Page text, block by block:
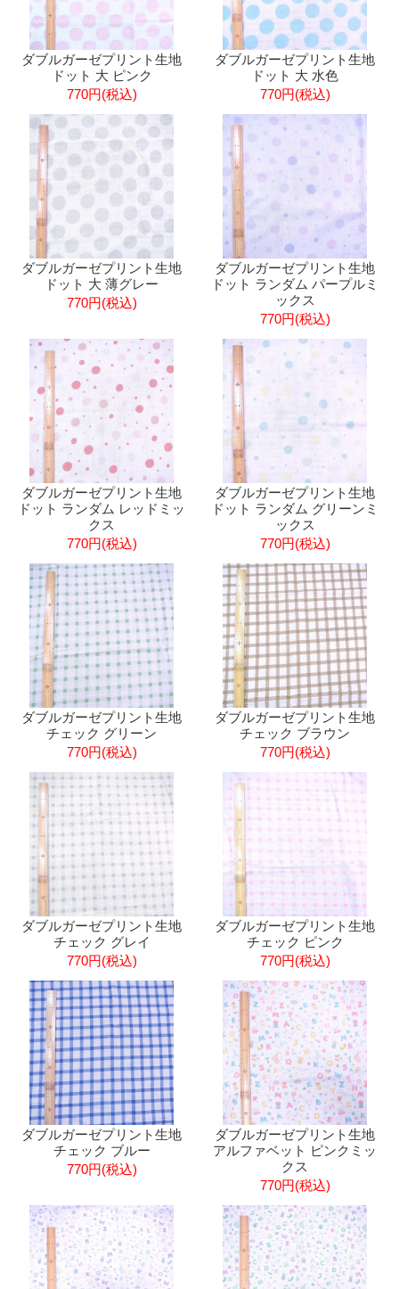
ダブルガーゼプリント生地
ドット 大 ピンク
770円(税込)
ダブルガーゼプリント生地
ドット 大 水色
770円(税込)
ダブルガーゼプリント生地
ドット 大 薄グレー
770円(税込)
ダブルガーゼプリント生地
ドット ランダム パープルミ
ックス
770円(税込)
ダブルガーゼプリント生地
ドット ランダム レッドミッ
クス
770円(税込)
ダブルガーゼプリント生地
ドット ランダム グリーンミ
ックス
770円(税込)
ダブルガーゼプリント生地
チェック グリーン
770円(税込)
ダブルガーゼプリント生地
チェック ブラウン
770円(税込)
ダブルガーゼプリント生地
チェック グレイ
770円(税込)
ダブルガーゼプリント生地
チェック ピンク
770円(税込)
ダブルガーゼプリント生地
チェック ブルー
770円(税込)
ダブルガーゼプリント生地
アルファベット ピンクミッ
クス
770円(税込)